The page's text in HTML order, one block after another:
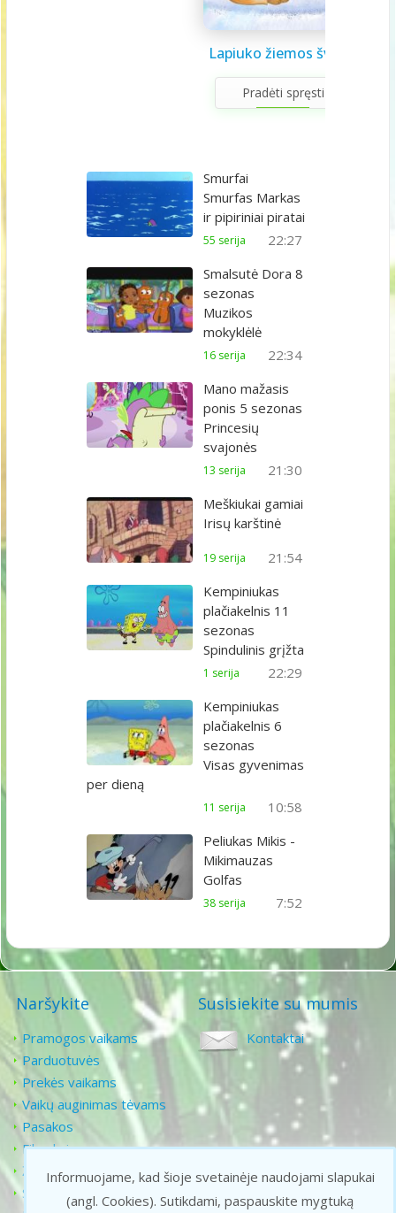
Lapiuko žiemos šviesa
Pradėti spręsti
Žiemos saulėgįžos
knygelė
Aš galiu rinktis
Saulės sistema vaikams
Sveikuolio užduotėlės
vaikams
Gyvūnai abc
apvedžiojimo knygelė
Draugystės užduotėlės
vaikams
Pavasario laiškas
mamai
Velykų užduotėlės
Gerumo advento
kalendorius
Smurfai
Smurfas Markas
ir pipiriniai piratai
22:27
55 serija
Smalsutė Dora 8
sezonas
Muzikos
mokyklėlė
22:34
16 serija
Mano mažasis
ponis 5 sezonas
Princesių
svajonės
21:30
13 serija
Meškiukai gamiai
Irisų karštinė
21:54
19 serija
Kempiniukas
plačiakelnis 11
sezonas
Spindulinis grįžta
22:29
1 serija
Kempiniukas
plačiakelnis 6
sezonas
Visas gyvenimas
per dieną
10:58
11 serija
Peliukas Mikis -
Mikimauzas
Golfas
7:52
38 serija
Naršykite
Pramogos vaikams
Parduotuvės
Prekės vaikams
Vaikų auginimas tėvams
Pasakos
Filmukai
Žaidimai vaikams
Senoji animacija
Susisiekite su mumis
Kontaktai
Informuojame, kad šioje svetainėje naudojami slapukai
(angl. Cookies). Sutikdami, paspauskite mygtuką